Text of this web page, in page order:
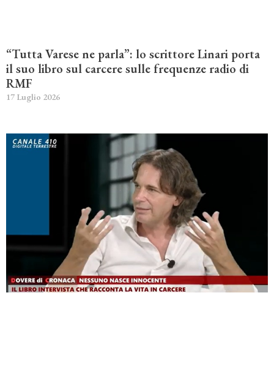
“Tutta Varese ne parla”: lo scrittore Linari porta
il suo libro sul carcere sulle frequenze radio di
RMF
17 Luglio 2026